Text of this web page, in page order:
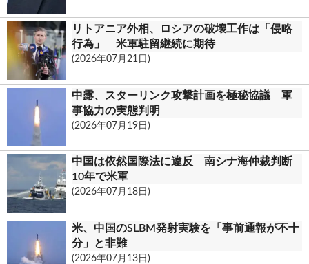
リトアニア外相、ロシアの破壊工作は「侵略
行為」 米軍駐留継続に期待
(2026年07月21日)
中露、スターリンク攻撃計画を極秘協議 軍
事協力の実態判明
(2026年07月19日)
中国は依然国際法に違反 南シナ海仲裁判断
10年で米軍
(2026年07月18日)
米、中国のSLBM発射実験を「事前通報が不十
分」と非難
(2026年07月13日)